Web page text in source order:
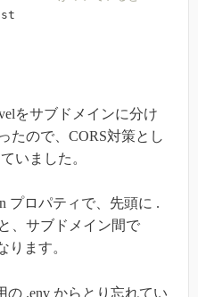
をサブドメインに分け
たので、CORS対策とし
いました。
プロパティで、先頭に .
、サブドメイン間で
ります。
の .env からとり忘れてい